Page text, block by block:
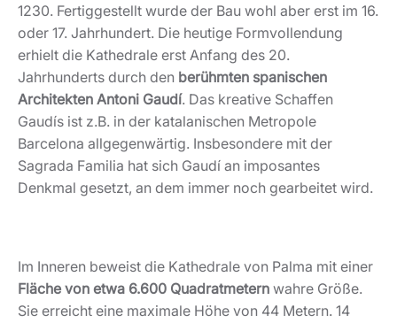
1230. Fertiggestellt wurde der Bau wohl aber erst im 16.
oder 17. Jahrhundert. Die heutige Formvollendung
erhielt die Kathedrale erst Anfang des 20.
Jahrhunderts durch den berühmten spanischen
Architekten Antoni Gaudí. Das kreative Schaffen
Gaudís ist z.B. in der katalanischen Metropole
Barcelona allgegenwärtig. Insbesondere mit der
Sagrada Familia hat sich Gaudí an imposantes
Denkmal gesetzt, an dem immer noch gearbeitet wird.
Im Inneren beweist die Kathedrale von Palma mit einer
Fläche von etwa 6.600 Quadratmetern wahre Größe.
Sie erreicht eine maximale Höhe von 44 Metern. 14